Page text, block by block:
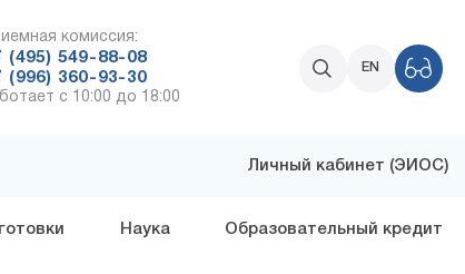
комиссия:
(495) 549-88-08
(996) 360-93-30
с 10:00 до 18:00
EN
Личный кабинет (ЭИОС)
Наука Образовательный кредит